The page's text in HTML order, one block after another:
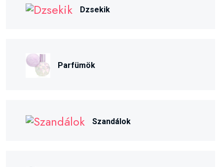
Dzsekik
Parfümök
Szandálok